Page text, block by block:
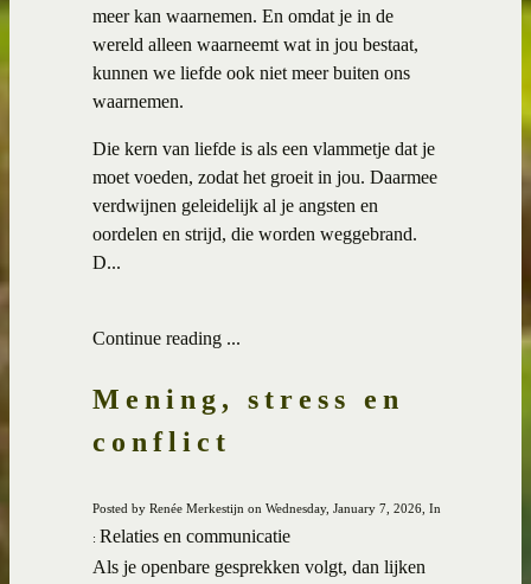
meer kan waarnemen. En omdat je in de
wereld alleen waarneemt wat in jou bestaat,
kunnen we liefde ook niet meer buiten ons
waarnemen.
Die kern van liefde is als een vlammetje dat je
moet voeden, zodat het groeit in jou. Daarmee
verdwijnen geleidelijk al je angsten en
oordelen en strijd, die worden weggebrand.
D...
Continue reading ...
Mening, stress en
conflict
Posted by Renée Merkestijn on Wednesday, January 7, 2026, In
: Relaties en communicatie
Als je openbare gesprekken volgt, dan lijken